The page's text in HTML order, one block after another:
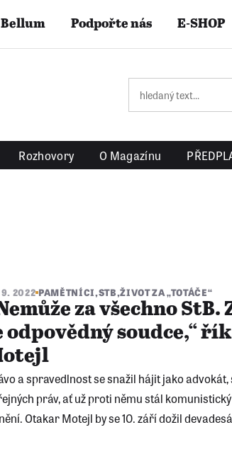
Bellum Podpořte nás E-SHOP
Rozhovory O Magazínu
9. 2022 PAMĚTNÍCI,STB,ŽIVOT ZA „TOTÁČE“
za všechno
odpovědný soudce,“
a spravedlnost se snažil hájit jako
práv, ať už proti němu stál
Otakar Motejl by se 10. září dožil